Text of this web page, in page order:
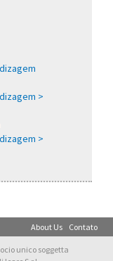
>
>
About Us Contato
unico soggetta